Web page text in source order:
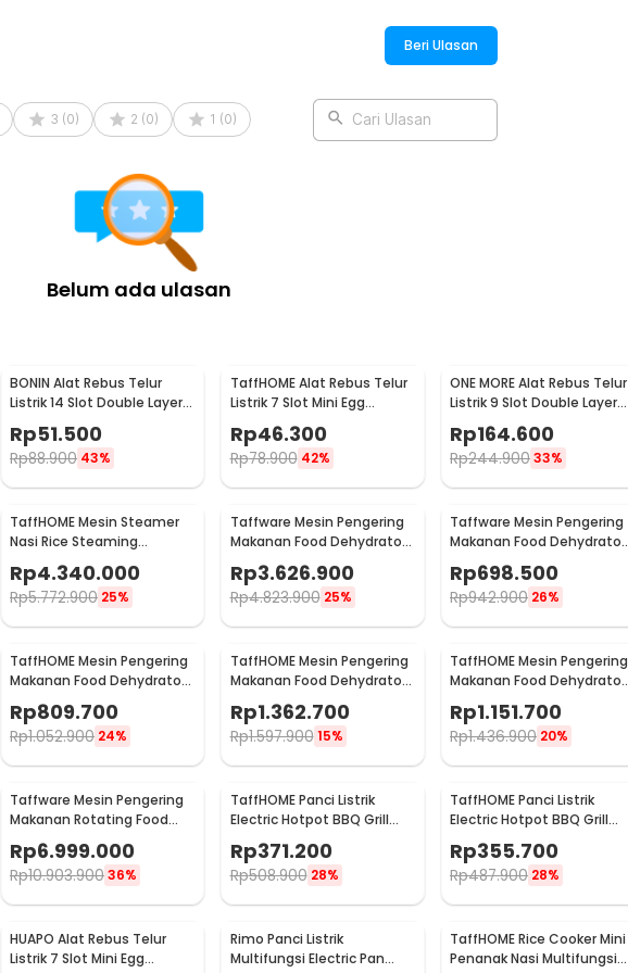
Listrik 4 Slot 6 Preset Mode Egg Cooker 200W - SJ-200Beri Ulasan
3 (0) 2 (0) 1 (0) Cari Ulasan
Belum ada ulasan
BONIN Alat Rebus Telur
Listrik 14 Slot Double Layer
Rp51.500
Rp88.900 43%
TaffHOME Alat Rebus Telur
Listrik 7 Slot Mini Egg
Cooker 350W - BN-10
Rp46.300
Rp78.900 42%
ONE MORE Alat Rebus Telur
Listrik 9 Slot Double Layer
Egg Cooker 300W - LG-803
Rp164.600
Rp244.90033%
TaffHOME Mesin Steamer
Nasi Rice Steaming
Cabinet 12 Tray 180 People
- SL-12
Rp4.340.000
Rp5.772.900 25%
Taffware Mesin Pengering
Makanan Food Dehydrator
20 Layer 220V 2300W - LT-
39
Rp3.626.900
Rp4.823.900 25%
Taffware Mesin Pengering
Makanan Food Dehydrator
6 Layer 400W - LT50
Rp698.500
Rp942.900 26%
TaffHOME Mesin Pengering
Makanan Food Dehydrator
Touch Panel 8 Layer - LT60
Rp809.700
Rp1.052.900 24%
TaffHOME Mesin Pengering
Makanan Food Dehydrator
Touch Panel 18 Layer - LT65
Rp1.362.700
Rp1.597.900 15%
TaffHOME Mesin Pengering
Makanan Food Dehydrator
Rp1.151.700
Rp1.436.900 20%
Taffware Mesin Pengering
Makanan Rotating Food
Dehydrator 40 Layer - LT85
Rp6.999.000
Rp10.903.90036%
TaffHOME Panci Listrik
Electric Hotpot BBQ Grill
2in1 Non Stick 1300W - DYG-
03
Rp371.200
Rp508.900 28%
TaffHOME Panci Listrik
Electric Hotpot BBQ Grill
2in1 Non Stick 1300W - DYG-
05
Rp355.700
Rp487.900 28%
HUAPO Alat Rebus Telur
Listrik 7 Slot Mini Egg
Rimo Panci Listrik
Multifungsi Electric Pan
TaffHOME Rice Cooker Mini
Penanak Nasi Multifungsi